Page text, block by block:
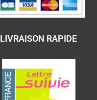
LIVRAISON RAPIDE